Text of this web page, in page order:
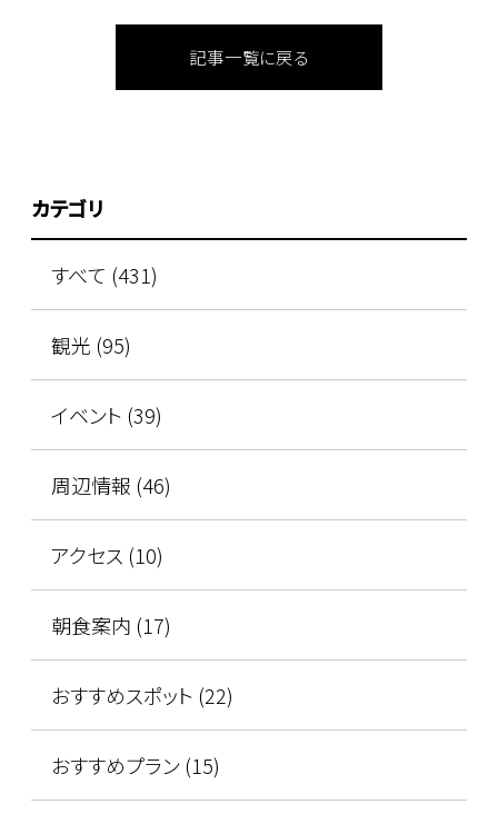
記事一覧に戻る
カテゴリ
すべて (431)
観光 (95)
イベント (39)
周辺情報 (46)
アクセス (10)
朝食案内 (17)
おすすめスポット (22)
おすすめプラン (15)